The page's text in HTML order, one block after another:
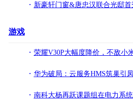
新豪轩门窗&唐忠汉联合光邸首秀广州设计周，开启光影空间的艺术
游戏
荣耀V30P大幅度降价，不敌小米10，提前狙击红米
华为破局：云服务HMS筑巢引凤，终端以生态论英雄（深度分
南科大杨再跃课题组在电力系统、机器学习等领域取得重要研究